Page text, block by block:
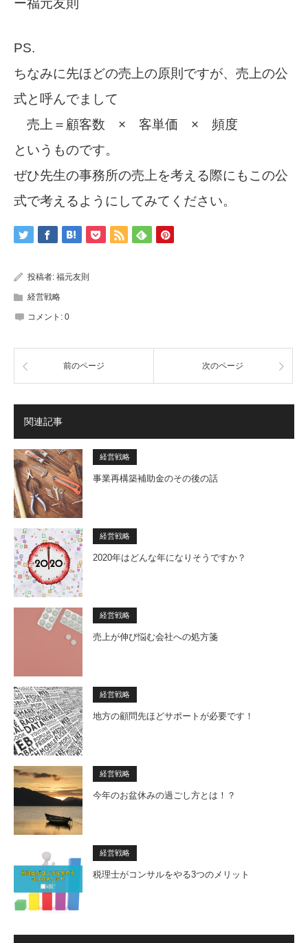
ー福元友則
PS.
ちなみに先ほどの売上の原則ですが、売上の公
式と呼んでまして
売上＝顧客数 × 客単価 × 頻度
というものです。
ぜひ先生の事務所の売上を考える際にもこの公
式で考えるようにしてみてください。
投稿者: 福元友則
経営戦略
コメント: 0
前のページ 次のページ
関連記事
経営戦略
事業再構築補助金のその後の話
経営戦略
2020年はどんな年になりそうですか？
経営戦略
売上が伸び悩む会社への処方箋
経営戦略
地方の顧問先ほどサポートが必要です！
経営戦略
今年のお盆休みの過ごし方とは！？
経営戦略
税理士がコンサルをやる3つのメリット